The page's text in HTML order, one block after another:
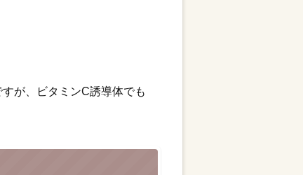
が、ビタミンC誘導体でも